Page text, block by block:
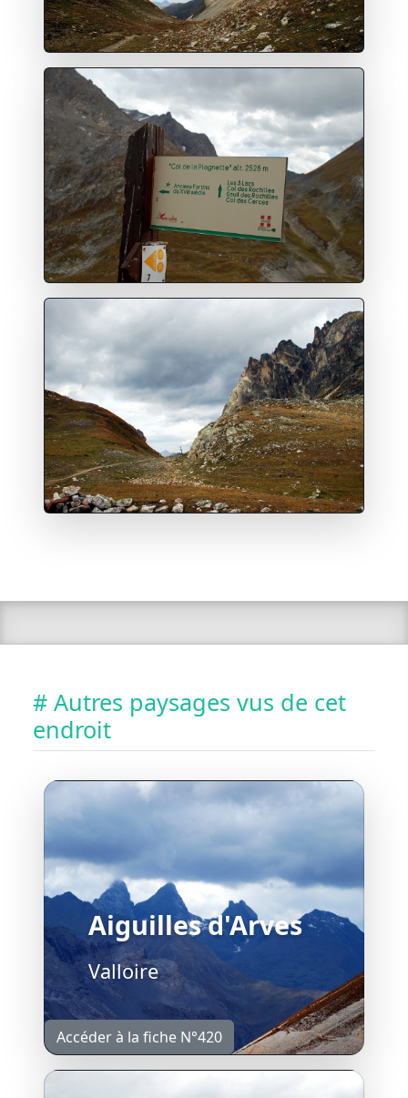
# Autres paysages vus de cet
endroit
Aiguilles d'Arves
Valloire
Accéder à la fiche N°420